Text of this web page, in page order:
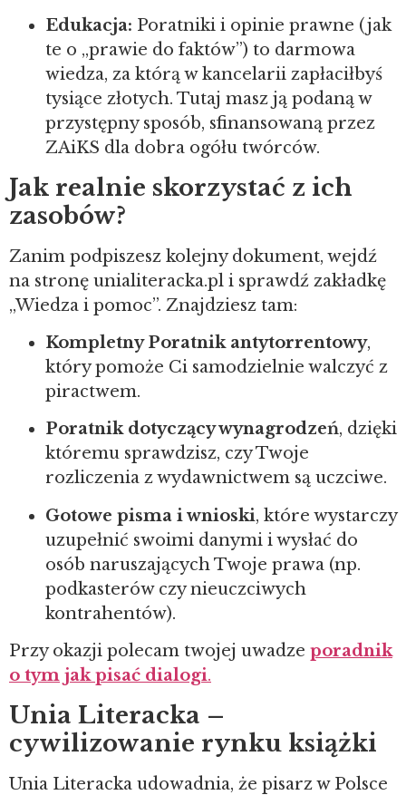
Edukacja: Poratniki i opinie prawne (jak
te o „prawie do faktów”) to darmowa
wiedza, za którą w kancelarii zapłaciłbyś
tysiące złotych. Tutaj masz ją podaną w
przystępny sposób, sfinansowaną przez
ZAiKS dla dobra ogółu twórców.
Jak realnie skorzystać z ich
zasobów?
Zanim podpiszesz kolejny dokument, wejdź
na stronę unialiteracka.pl i sprawdź zakładkę
„Wiedza i pomoc”. Znajdziesz tam:
Kompletny Poratnik antytorrentowy,
który pomoże Ci samodzielnie walczyć z
piractwem.
Poratnik dotyczący wynagrodzeń, dzięki
któremu sprawdzisz, czy Twoje
rozliczenia z wydawnictwem są uczciwe.
Gotowe pisma i wnioski, które wystarczy
uzupełnić swoimi danymi i wysłać do
osób naruszających Twoje prawa (np.
podkasterów czy nieuczciwych
kontrahentów).
Przy okazji polecam twojej uwadze poradnik
o tym jak pisać dialogi.
Unia Literacka –
cywilizowanie rynku książki
Unia Literacka udowadnia, że pisarz w Polsce